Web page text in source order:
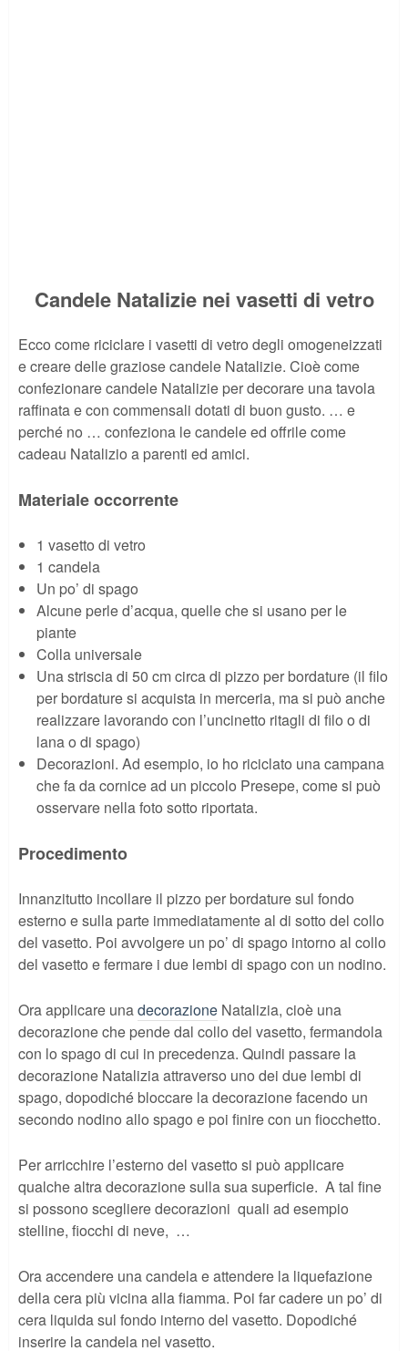
Candele Natalizie nei vasetti di vetro
Ecco come riciclare i vasetti di vetro degli omogeneizzati
e creare delle graziose candele Natalizie. Cioè come
confezionare candele Natalizie per decorare una tavola
raffinata e con commensali dotati di buon gusto. … e
perché no … confeziona le candele ed offrile come
cadeau Natalizio a parenti ed amici.
Materiale occorrente
1 vasetto di vetro
1 candela
Un po’ di spago
Alcune perle d’acqua, quelle che si usano per le
piante
Colla universale
Una striscia di 50 cm circa di pizzo per bordature (il filo
per bordature si acquista in merceria, ma si può anche
realizzare lavorando con l’uncinetto ritagli di filo o di
lana o di spago)
Decorazioni. Ad esempio, io ho riciclato una campana
che fa da cornice ad un piccolo Presepe, come si può
osservare nella foto sotto riportata.
Procedimento
Innanzitutto incollare il pizzo per bordature sul fondo
esterno e sulla parte immediatamente al di sotto del collo
del vasetto. Poi avvolgere un po’ di spago intorno al collo
del vasetto e fermare i due lembi di spago con un nodino.
Ora applicare unadecorazione Natalizia, cioè una
decorazione che pende dal collo del vasetto, fermandola
con lo spago di cui in precedenza. Quindi passare la
decorazione Natalizia attraverso uno dei due lembi di
spago, dopodiché bloccare la decorazione facendo un
secondo nodino allo spago e poi finire con un fiocchetto.
Per arricchire l’esterno del vasetto si può applicare
qualche altra decorazione sulla sua superficie. A tal fine
si possono scegliere decorazioni quali ad esempio
stelline, fiocchi di neve, …
Ora accendere una candela e attendere la liquefazione
della cera più vicina alla fiamma. Poi far cadere un po’ di
cera liquida sul fondo interno del vasetto. Dopodiché
inserire la candela nel vasetto.